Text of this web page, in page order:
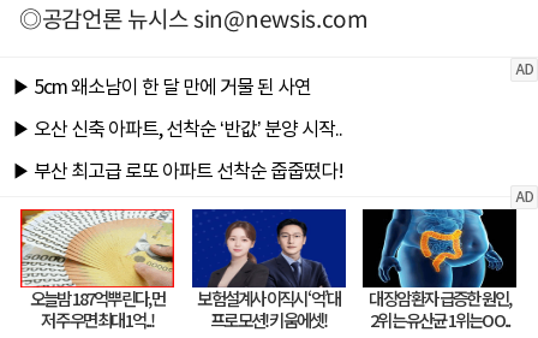
◎공감언론 뉴시스sin@newsis.com